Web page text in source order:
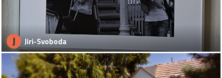
J Jiri-Svoboda